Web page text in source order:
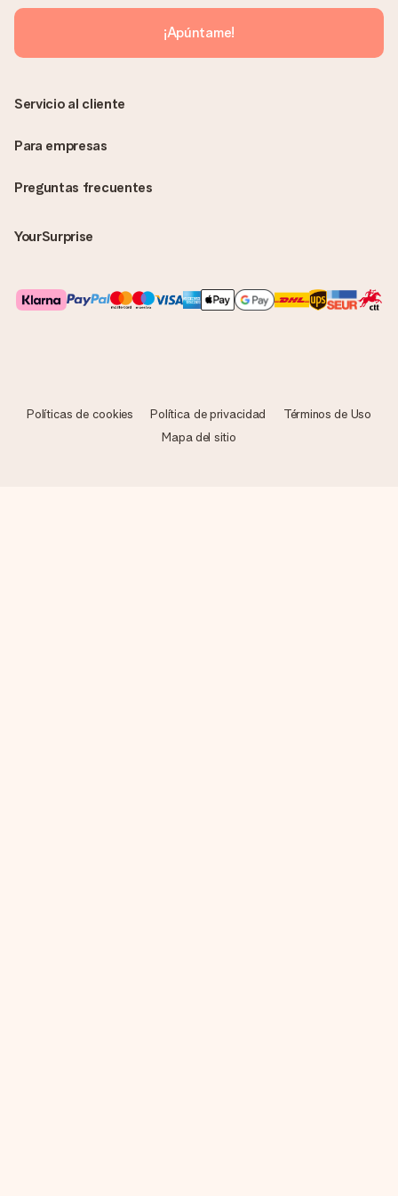
¡Apúntame!
Preguntas frecuentes
YourSurprise
Servicio al cliente
Para empresas
Políticas de cookies Política de privacidad
Términos de Uso
Mapa del sitio